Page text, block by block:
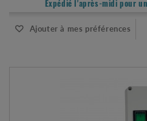
Expédié l'après-midi pour
Ajouter à mes préférences